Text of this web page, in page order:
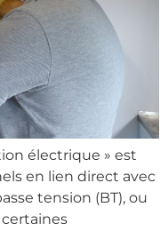
électrique » est
en lien direct avec
tension (BT), ou